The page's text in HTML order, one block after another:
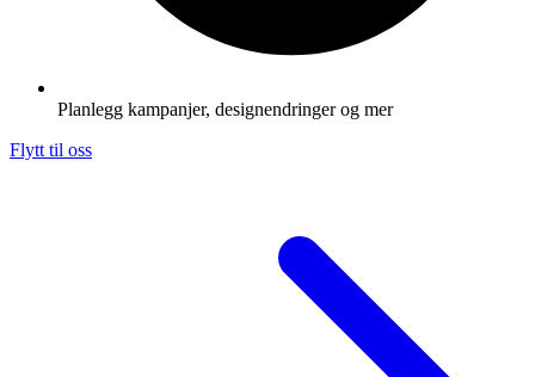
Planlegg kampanjer, designendringer og mer
Flytt til oss